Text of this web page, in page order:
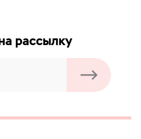
рассылку